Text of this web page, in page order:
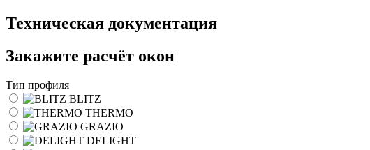
Техническая документация
Закажите расчёт окон
Тип профиля
BLITZ
THERMO
GRAZIO
DELIGHT